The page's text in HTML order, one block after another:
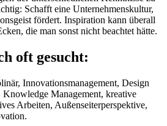
Schafft eine Unternehmenskultur,
fördert. Inspiration kann überall
die man sonst nicht beachtet hätte.
oft gesucht:
Innovationsmanagement, Design
Management, kreative
Arbeiten, Außenseiterperspektive,